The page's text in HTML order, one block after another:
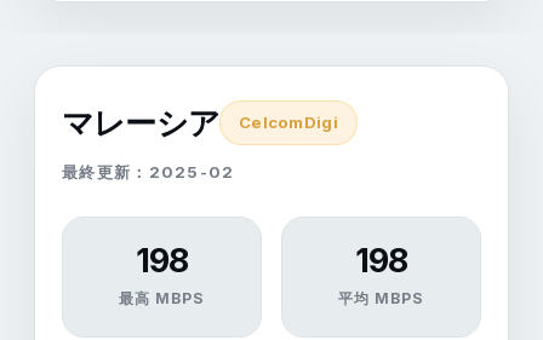
マレーシア CelcomDigi
最終更新：2025-02
198
最高 MBPS
198
平均 MBPS